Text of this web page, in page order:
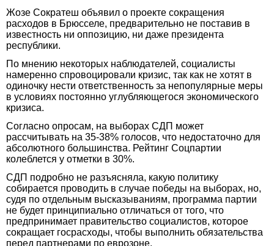
Жозе Сократеш объявил о проекте сокращения
расходов в Брюсселе, предварительно не поставив в
известность ни оппозицию, ни даже президента
республики.
По мнению некоторых наблюдателей, социалисты
намеренно спровоцировали кризис, так как не хотят в
одиночку нести ответственность за непопулярные меры
в условиях постоянно углубляющегося экономического
кризиса.
Согласно опросам, на выборах СДП может
рассчитывать на 35-38% голосов, что недостаточно для
абсолютного большинства. Рейтинг Соцпартии
колеблется у отметки в 30%.
СДП подробно не разъясняла, какую политику
собирается проводить в случае победы на выборах, но,
судя по отдельным высказываниям, программа партии
не будет принципиально отличаться от того, что
предпринимает правительство социалистов, которое
сокращает госрасходы, чтобы выполнить обязательства
перед партнерами по еврозоне.